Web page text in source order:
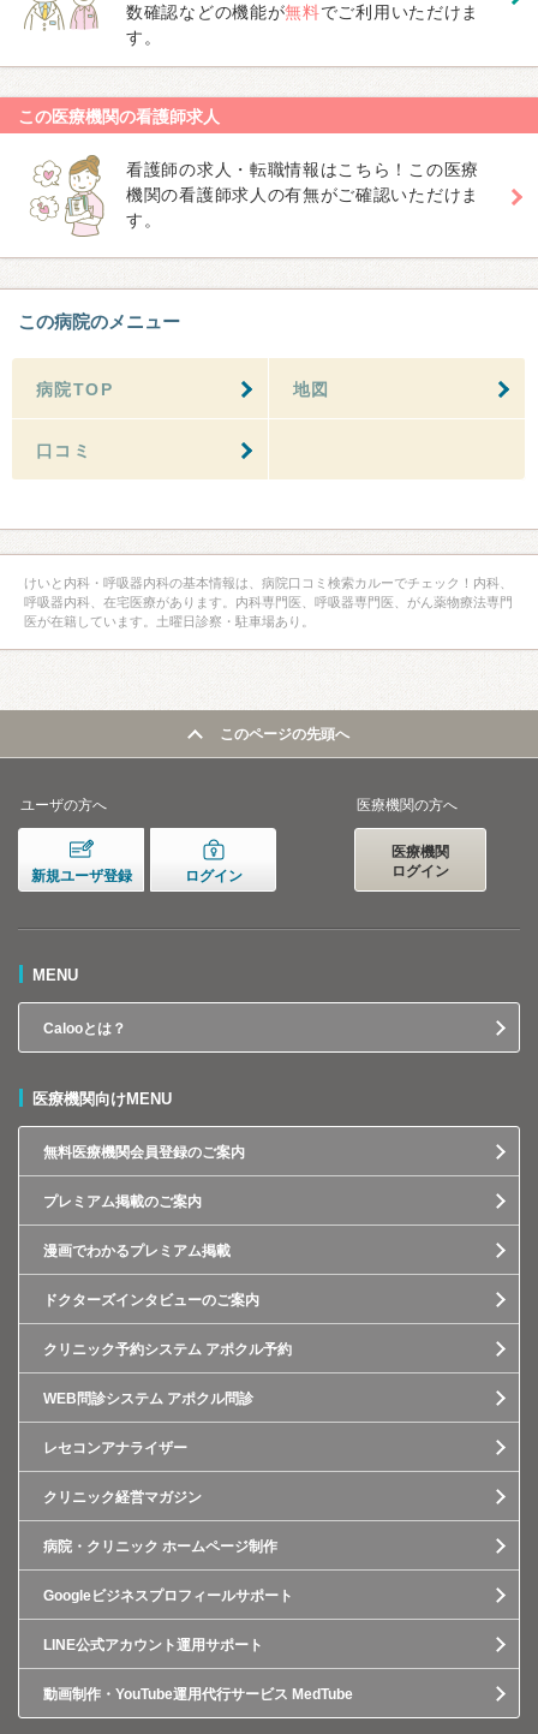
数確認などの機能が無料でご利用いただけま
す。
この医療機関の看護師求人
看護師の求人・転職情報はこちら！この医療
機関の看護師求人の有無がご確認いただけま
す。
この病院のメニュー
病院TOP 地図
口コミ
けいと内科・呼吸器内科の基本情報は、病院口コミ検索カルーでチェック！内科、
呼吸器内科、在宅医療があります。内科専門医、呼吸器専門医、がん薬物療法専門
医が在籍しています。土曜日診察・駐車場あり。
このページの先頭へ
ユーザの方へ
新規ユーザ登録 ログイン
医療機関の方へ
医療機関
ログイン
MENU
Calooとは？
医療機関向けMENU
無料医療機関会員登録のご案内
プレミアム掲載のご案内
漫画でわかるプレミアム掲載
ドクターズインタビューのご案内
クリニック予約システム アポクル予約
WEB問診システム アポクル問診
レセコンアナライザー
クリニック経営マガジン
病院・クリニック ホームページ制作
Googleビジネスプロフィールサポート
LINE公式アカウント運用サポート
動画制作・YouTube運用代行サービス MedTube